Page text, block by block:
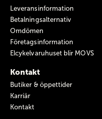
Leveransinformation
Betalningsalternativ
Omdömen
Företagsinformation
Elcykelvaruhuset blir MOVS
Kontakt
Butiker & öppettider
Karriär
Kontakt